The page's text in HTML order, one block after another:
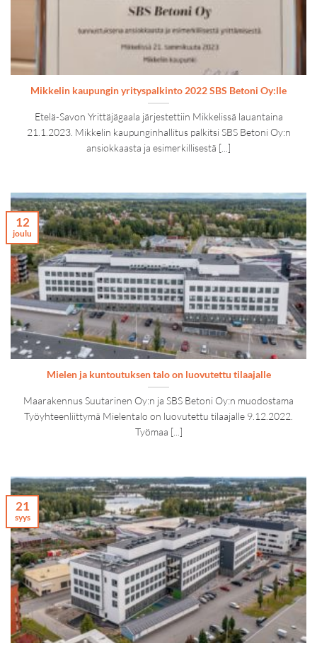
Mikkelin kaupungin yrityspalkinto 2022 SBS Betoni Oy:lle
Etelä-Savon Yrittäjägaala järjestettiin Mikkelissä lauantaina
21.1.2023. Mikkelin kaupunginhallitus palkitsi SBS Betoni Oy:n
ansiokkaasta ja esimerkillisestä [...]
Mielen ja kuntoutuksen talo on luovutettu tilaajalle
Maarakennus Suutarinen Oy:n ja SBS Betoni Oy:n muodostama
Työyhteenliittymä Mielentalo on luovutettu tilaajalle 9.12.2022.
Työmaa [...]
12
joulu
21
syys